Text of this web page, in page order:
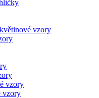
vzory
vzory
vzory